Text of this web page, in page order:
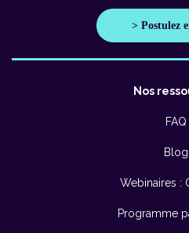
> Postulez
Nos
FAQ
Blog
Webinaires :
Programme